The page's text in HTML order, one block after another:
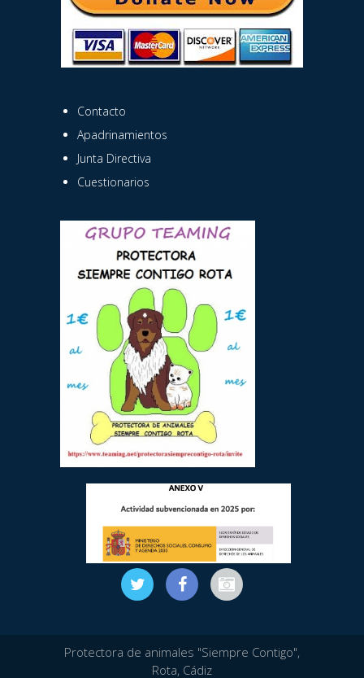
Contacto
Apadrinamientos
Junta Directiva
Cuestionarios
Protectora de animales "Siempre Contigo",
Rota, Cádiz